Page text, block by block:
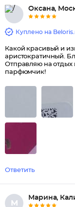
Оксана,
Куплено на
Какой красивый и
аристократичный.
Отправляю на отдых
парфюмчик!
Ответить
М
Марина,